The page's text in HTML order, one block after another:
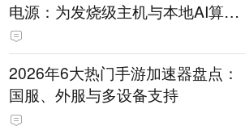
电源：为发烧级主机与本地AI算力
打造旗舰供电方案
2026年6大热门手游加速器盘点：
国服、外服与多设备支持